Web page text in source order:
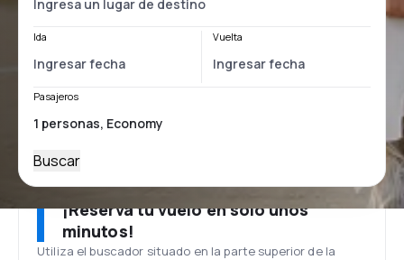
Ida Vuelta
Pasajeros
Buscar
¡Reserva tu vuelo en solo unos
minutos!
Utiliza el buscador situado en la parte superior de la